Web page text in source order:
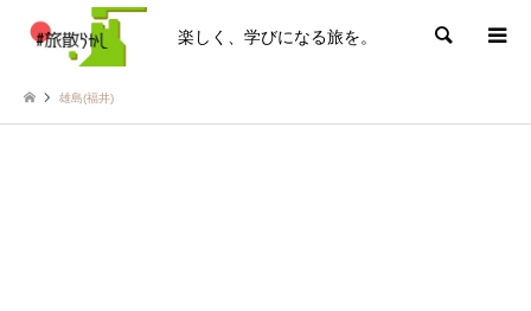
楽しく、学びになる旅を。 検索
雄島(福井)